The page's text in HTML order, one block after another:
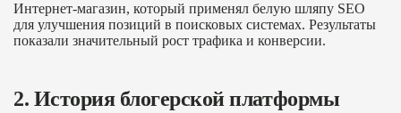
Интернет-магазин, который применял белую шляпу SEO
для улучшения позиций в поисковых системах. Результаты
показали значительный рост трафика и конверсии.
2. История блогерской платформы